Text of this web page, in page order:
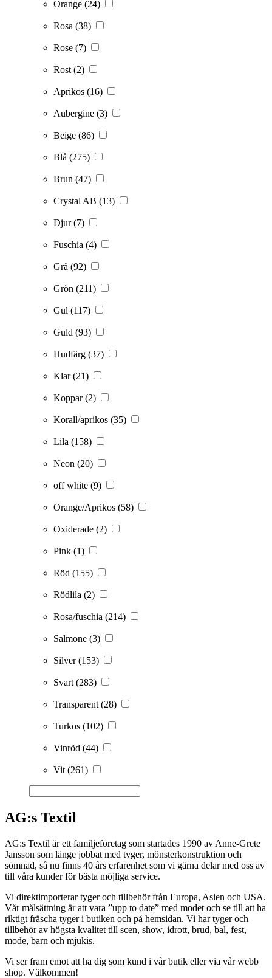
Orange (24)
Rosa (38)
Rose (7)
Rost (2)
Aprikos (16)
Aubergine (3)
Beige (86)
Blå (275)
Brun (47)
Crystal AB (13)
Djur(7)
Fuschia (4)
Grå (92)
Grön (211)
Gul (117)
Guld (93)
Hudfärg (37)
Klar(21)
Koppar(2)
Korall/aprikos (35)
Lila (158)
Neon (20)
off white (9)
Orange/Aprikos (58)
Oxiderade (2)
Pink (1)
Röd (155)
Rödlila (2)
Rosa/fuschia (214)
Salmone (3)
Silver(153)
Svart (283)
Transparent (28)
Turkos (102)
Vinröd (44)
Vit (261)
AG:s Textil
AG:s Textil är ett familjeföretag som startades 1990 av Anne-Grete
Jansson som länge jobbat med tyger, mönsterkonstruktion och
sömnad, så nu finns 40 års erfarenhet som vi gärna delar med oss av
till våra kunder för bästa möjliga service.
Vi direktimporterar tyger och tillbehör från Europa, Asien och USA.
Vår målsättning är att vara ”upp to date” med modet och se till att ha
riktigt fräscha tyger i butiken och på hemsidan. Vi har tyger och
tillbehör av högsta kvalitet till scen, show, idrott, brud, bal, fest,
mode, barn och mjukis.
Vi ser fram emot att ha dig som kund i vår butik eller via vår webb
shop. Välkommen!